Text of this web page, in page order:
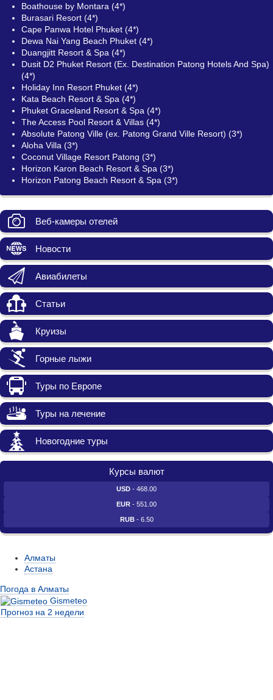
Boathouse by Montara (4*)
Burasari Resort (4*)
Cape Panwa Hotel Phuket (4*)
Dewa Nai Yang Beach Phuket (4*)
Duangjitt Resort & Spa (4*)
Dusit D2 Phuket Resort (Ex. Destination Patong Hotels And Spa)
(4*)
Holiday Inn Resort Phuket (4*)
Kata Beach Resort & Spa (4*)
Phuket Graceland Resort & Spa (4*)
The Access Pool Resort & Villas (4*)
Absolute Patong Ville (ex. Patong Grand Ville Resort) (3*)
Aloha Villa (3*)
Coconut Village Resort Patong (3*)
Horizon Karon Beach Resort & Spa (3*)
Horizon Patong Beach Resort & Spa (3*)
Веб-камеры отелей
Новости
Авиабилеты
Статьи
Круизы
Горные лыжи
Туры по Европе
Туры на лечение
Новогодние туры
Курсы валют
USD - 468.00
EUR - 551.00
RUB- 6.50
Алматы
Астана
Погода в Алматы
Gismeteo
Прогноз на 2 недели